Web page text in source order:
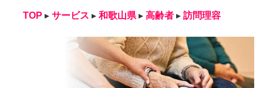
TOP ▸ サービス ▸ 和歌山県 ▸ 高齢者 ▸ 訪問理容